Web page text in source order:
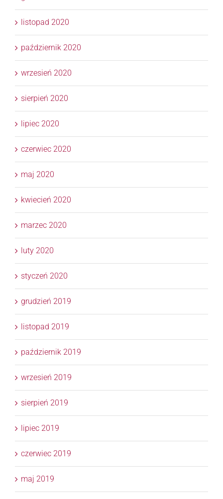
listopad 2020
październik 2020
wrzesień 2020
sierpień 2020
lipiec 2020
czerwiec 2020
maj 2020
kwiecień 2020
marzec 2020
luty 2020
styczeń 2020
grudzień 2019
listopad 2019
październik 2019
wrzesień 2019
sierpień 2019
lipiec 2019
czerwiec 2019
maj 2019